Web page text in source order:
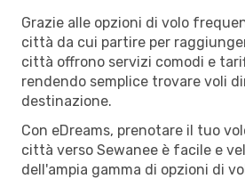
Grazie alle opzioni di volo
città da cui partire per
città offrono servizi comodi e
rendendo semplice trovare voli
destinazione.
Con eDreams, prenotare il tuo
città verso Sewanee è facile e
dell'ampia gamma di opzioni di